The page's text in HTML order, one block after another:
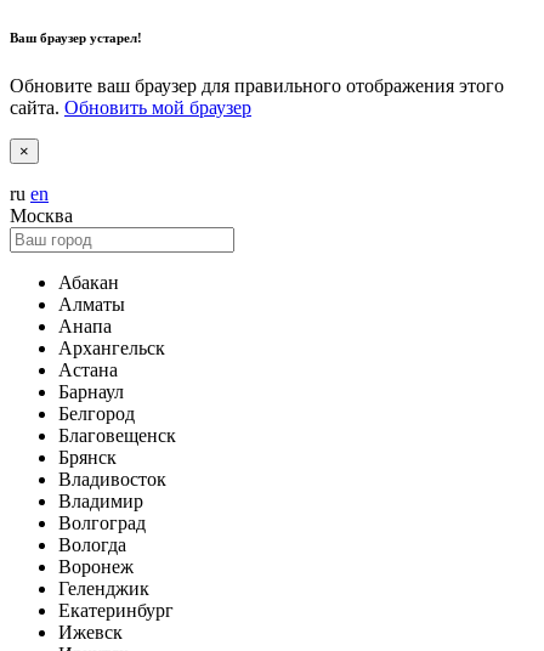
Ваш браузер устарел!
Обновите ваш браузер для правильного отображения этого
сайта. Обновить мой браузер
×
ru en
Москва
Абакан
Алматы
Анапа
Архангельск
Астана
Барнаул
Белгород
Благовещенск
Брянск
Владивосток
Владимир
Волгоград
Вологда
Воронеж
Геленджик
Екатеринбург
Ижевск